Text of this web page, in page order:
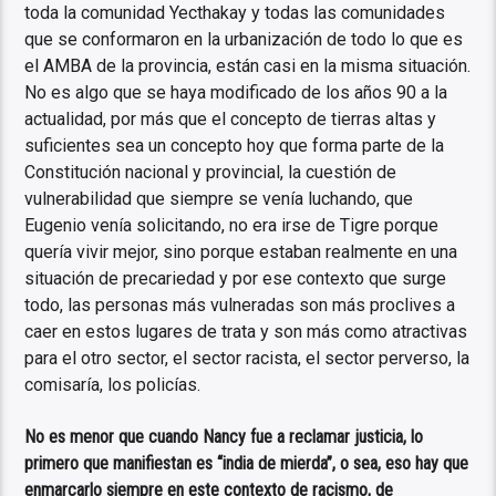
toda la comunidad Yecthakay y todas las comunidades
que se conformaron en la urbanización de todo lo que es
el AMBA de la provincia, están casi en la misma situación.
No es algo que se haya modificado de los años 90 a la
actualidad, por más que el concepto de tierras altas y
suficientes sea un concepto hoy que forma parte de la
Constitución nacional y provincial, la cuestión de
vulnerabilidad que siempre se venía luchando, que
Eugenio venía solicitando, no era irse de Tigre porque
quería vivir mejor, sino porque estaban realmente en una
situación de precariedad y por ese contexto que surge
todo, las personas más vulneradas son más proclives a
caer en estos lugares de trata y son más como atractivas
para el otro sector, el sector racista, el sector perverso, la
comisaría, los policías.
No es menor que cuando Nancy fue a reclamar justicia, lo
primero que manifiestan es “india de mierda”, o sea, eso hay que
enmarcarlo siempre en este contexto de racismo, de